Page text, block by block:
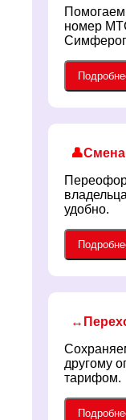
Помогаем
номер
👤Смена
удобно.
↔️
другому
тарифом.